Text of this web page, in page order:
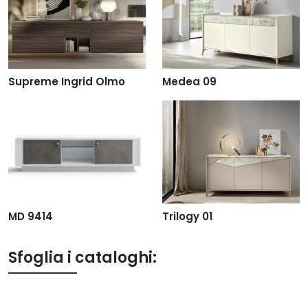
Supreme Ingrid Olmo Medea 09
MD 9414 Trilogy 01
Sfoglia i cataloghi: